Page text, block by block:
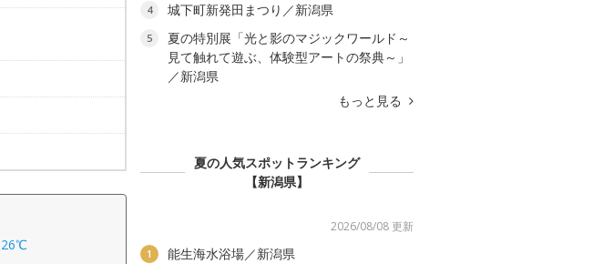
26℃
4 城下町新発田まつり／新潟県
5
夏の特別展「光と影のマジックワールド～
見て触れて遊ぶ、体験型アートの祭典～」
／新潟県
もっと見る
夏の人気スポットランキング
【新潟県】
2026/08/08 更新
1 能生海水浴場／新潟県